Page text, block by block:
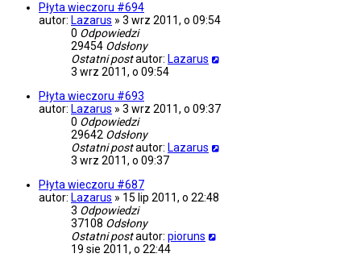
Płyta wieczoru #694
autor: Lazarus » 3 wrz 2011, o 09:54
0 Odpowiedzi
29454 Odsłony
Ostatni postautor: Lazarus
3 wrz 2011, o 09:54
Płyta wieczoru #693
autor: Lazarus » 3 wrz 2011, o 09:37
0 Odpowiedzi
29642 Odsłony
Ostatni postautor: Lazarus
3 wrz 2011, o 09:37
Płyta wieczoru #687
autor: Lazarus » 15 lip 2011, o 22:48
3 Odpowiedzi
37108 Odsłony
Ostatni postautor: pioruns
19 sie 2011, o 22:44